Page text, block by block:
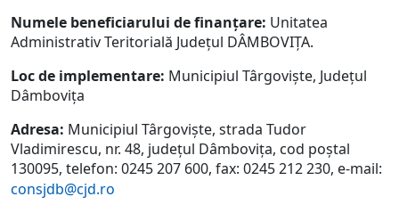
Numele beneficiarului de finanțare: Unitatea
Administrativ Teritorială Județul DÂMBOVIȚA.
Loc de implementare: Municipiul Târgoviște, Județul
Dâmbovița
Adresa: Municipiul Târgoviște, strada Tudor
Vladimirescu, nr. 48, județul Dâmbovița, cod poștal
130095, telefon: 0245 207 600, fax: 0245 212 230, e-mail:
consjdb@cjd.ro